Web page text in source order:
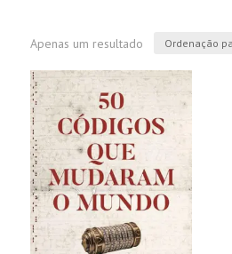
Apenas um resultado